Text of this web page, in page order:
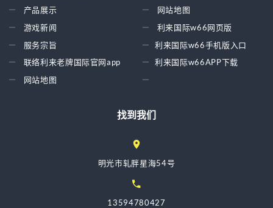
产品展示
游戏新闻
服务宗旨
联络利来老牌国际官网app
网站地图
网站地图
利来国际w66网页版
利来国际w66手机版入口
利来国际w66APP下载
找到我们
明光市轧胖星海54号
13594780427